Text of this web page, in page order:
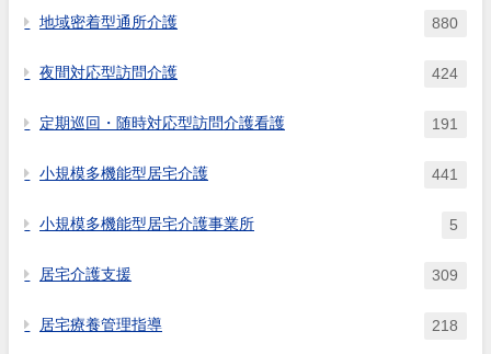
地域密着型通所介護 880
夜間対応型訪問介護 424
定期巡回・随時対応型訪問介護看護 191
小規模多機能型居宅介護 441
小規模多機能型居宅介護事業所 5
居宅介護支援 309
居宅療養管理指導 218